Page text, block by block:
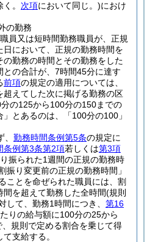
。 次項において同じ。)におけ
の勤務
員又は短時間勤務職員が、正規
において、正規の勤務時間を
勤務の時間とその勤務をした
との合計が、7時間45分に達す
前項の規定の適用については、
超えてした次に掲げる勤務の区
の125から100分の150までの
とあるのは、「100分の100」
勤務時間条例第5条の規定に
条例第3条第2項若しくは第3項
振られた1週間の正規の勤務時
振り変更前の正規の勤務時間」
ことを命ぜられた職員には、割
を超えて勤務した全時間(規則
して、勤務1時間につき、 第16
りの給与額に100分の25から
規則で定める割合を乗じて得
支給する。